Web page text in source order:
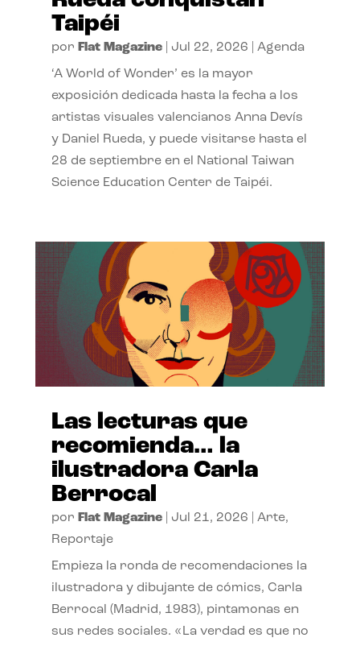
Taipéi
por Flat Magazine| Jul 22, 2026 Agenda
‘A World of Wonder’ es la mayor
exposición dedicada hasta la fecha a los
artistas visuales valencianos Anna Devís
y Daniel Rueda, y puede visitarse hasta el
28 de septiembre en el National Taiwan
Science Education Center de Taipéi.
Las lecturas que
recomienda… la
ilustradora Carla
Berrocal
por Flat Magazine| Jul 21, 2026 Arte,
Reportaje
Empieza la ronda de recomendaciones la
ilustradora y dibujante de cómics, Carla
Berrocal (Madrid, 1983), pintamonas en
sus redes sociales. «La verdad es que no